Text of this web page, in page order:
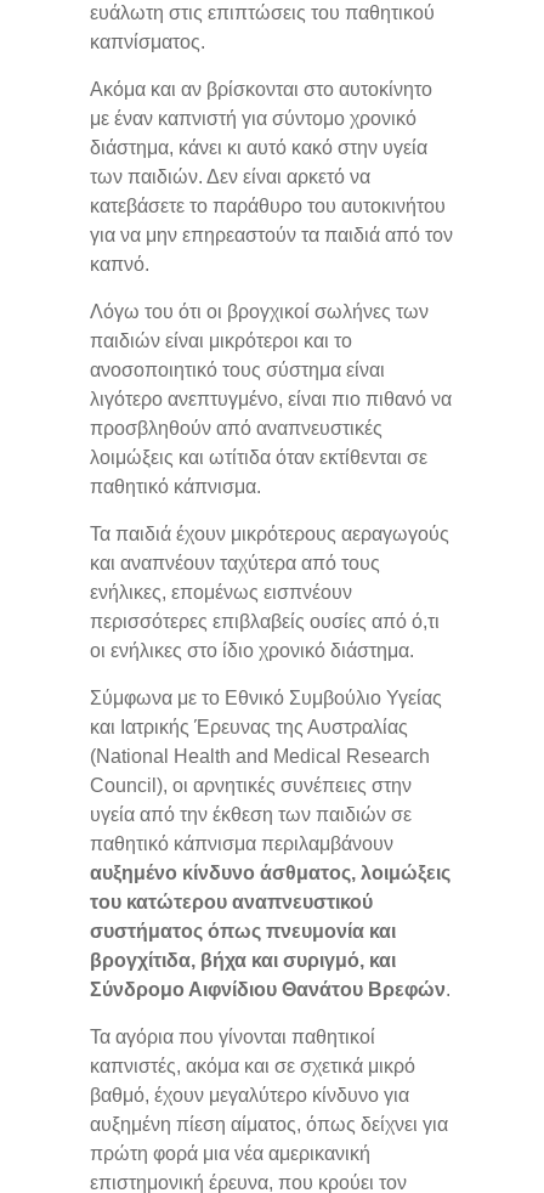
ευάλωτη στις επιπτώσεις του παθητικού
καπνίσματος.
Ακόμα και αν βρίσκονται στο αυτοκίνητο
με έναν καπνιστή για σύντομο χρονικό
διάστημα, κάνει κι αυτό κακό στην υγεία
των παιδιών. Δεν είναι αρκετό να
κατεβάσετε το παράθυρο του αυτοκινήτου
για να μην επηρεαστούν τα παιδιά από τον
καπνό.
Λόγω του ότι οι βρογχικοί σωλήνες των
παιδιών είναι μικρότεροι και το
ανοσοποιητικό τους σύστημα είναι
λιγότερο ανεπτυγμένο, είναι πιο πιθανό να
προσβληθούν από αναπνευστικές
λοιμώξεις και ωτίτιδα όταν εκτίθενται σε
παθητικό κάπνισμα.
Τα παιδιά έχουν μικρότερους αεραγωγούς
και αναπνέουν ταχύτερα από τους
ενήλικες, επομένως εισπνέουν
περισσότερες επιβλαβείς ουσίες από ό,τι
οι ενήλικες στο ίδιο χρονικό διάστημα.
Σύμφωνα με το Εθνικό Συμβούλιο Υγείας
και Ιατρικής Έρευνας της Αυστραλίας
(National Health and Medical Research
Council), οι αρνητικές συνέπειες στην
υγεία από την έκθεση των παιδιών σε
παθητικό κάπνισμα περιλαμβάνουν
αυξημένο κίνδυνο άσθματος, λοιμώξεις
του κατώτερου αναπνευστικού
συστήματος όπως πνευμονία και
βρογχίτιδα, βήχα και συριγμό, και
Σύνδρομο Αιφνίδιου Θανάτου Βρεφών.
Τα αγόρια που γίνονται παθητικοί
καπνιστές, ακόμα και σε σχετικά μικρό
βαθμό, έχουν μεγαλύτερο κίνδυνο για
αυξημένη πίεση αίματος, όπως δείχνει για
πρώτη φορά μια νέα αμερικανική
επιστημονική έρευνα, που κρούει τον